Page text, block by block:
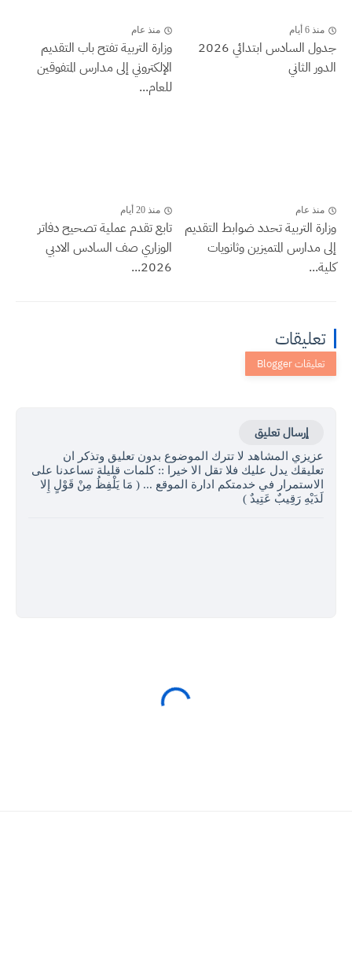
منذ 6 أيام
جدول السادس ابتدائي 2026
الدور الثاني
منذ عام
وزارة التربية تفتح باب التقديم
الإلكتروني إلى مدارس المتفوقين
للعام...
منذ عام
وزارة التربية تحدد ضوابط التقديم
إلى مدارس المتميزين وثانويات
كلية...
منذ 20 أيام
تابع تقدم عملية تصحيح دفاتر
الوزاري صف السادس الادبي
2026...
تعليقات
إرسال تعليق
عزيزي المشاهد لا تترك الموضوع بدون تعليق وتذكر ان
تعليقك يدل عليك فلا تقل الا خيرا :: كلمات قليلة تساعدنا على
الاستمرار في خدمتكم ادارة الموقع ... ( مَا يَلْفِظُ مِنْ قَوْلٍ إِلا
لَدَيْهِ رَقِيبٌ عَتِيدٌ )